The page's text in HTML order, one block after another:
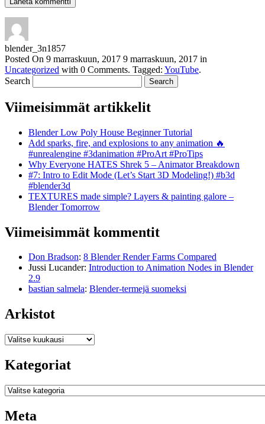
blender_3n1857
Posted On 9 marraskuun, 2017 9 marraskuun, 2017 in
Uncategorized with 0 Comments. Tagged: YouTube.
Search
Viimeisimmät artikkelit
Blender Low Poly House Beginner Tutorial
Add sparks, fire, and explosions to any animation 🔥
#unrealengine #3danimation #ProArt #ProTips
Why Everyone HATES Shrek 5 – Animator Breakdown
#7: Intro to Edit Mode (Let’s Start 3D Modeling!) #b3d
#blender3d
TEXTURES made simple? Layers & painting galore –
Blender Tomorrow
Viimeisimmät kommentit
Don Bradson: 8 Blender Render Farms Compared
Jussi Lucander: Introduction to Animation Nodes in Blender
2.9
bastian salmela: Blender-termejä suomeksi
Arkistot
Arkistot
Kategoriat
Kategoriat
Meta